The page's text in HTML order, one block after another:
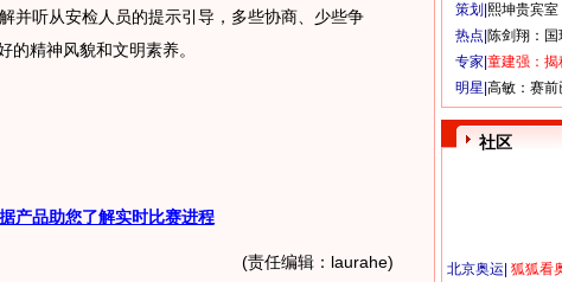
听从安检人员的提示引导，多些协商、少些争
精神风貌和文明素养。
产品助您了解实时比赛进程
(责任编辑：laurahe)
策划| 熙坤贵宾
热点| 陈剑翔：
专家| 童建强：
明星| 高敏：赛前
社区
北京奥运 狐狐看